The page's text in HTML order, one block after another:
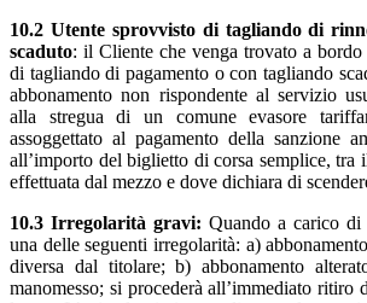
10.2 Utente sprovvisto di tagliando di
scaduto: il Cliente che venga trovato a
di tagliando di pagamento o con tagliando
abbonamento non rispondente al servizio
alla stregua di un comune evasore
assoggettato al pagamento della sanzione
all’importo del biglietto di corsa semplice, tra
effettuata dal mezzo e dove dichiara di
10.3 Irregolarità gravi: Quando a carico di
una delle seguenti irregolarità: a)
diversa dal titolare; b) abbonamento
manomesso; si procederà all’immediato ritiro